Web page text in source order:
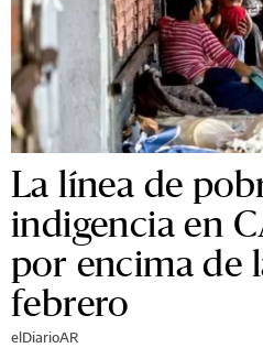
La línea de
indigencia en
por encima de
febrero
elDiarioAR